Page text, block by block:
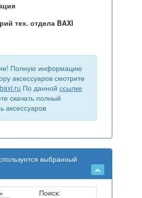
тех. отдела BAXI
Полную информацию
аксессуаров смотрите
По данной ссылке
скачать полный
аксессуаров
выбранный
Поиск: